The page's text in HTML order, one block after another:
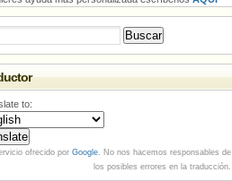
to:
ofrecido por Google. No nos hacemos responsables de
los posibles errores en la traducción.